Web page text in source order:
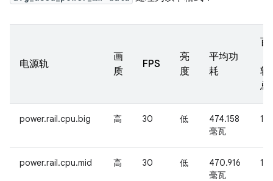
电源轨
画
质
FPS
亮
度
平均功
耗
百
轨
总
power.rail.cpu.big 高 30 低
474.158
毫瓦
power.rail.cpu.mid 高 30 低
470.916
毫瓦